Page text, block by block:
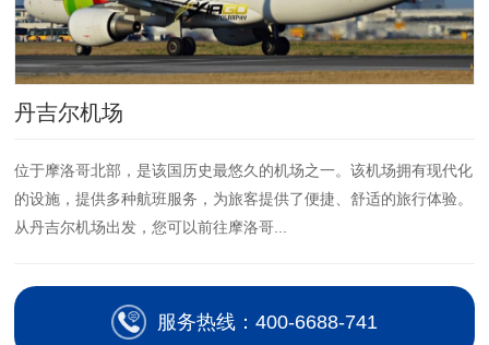
丹吉尔机场
位于摩洛哥北部，是该国历史最悠久的机场之一。该机场拥有现代化
的设施，提供多种航班服务，为旅客提供了便捷、舒适的旅行体验。
从丹吉尔机场出发，您可以前往摩洛哥...
服务热线：400-6688-741